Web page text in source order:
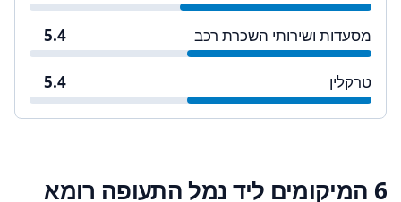
מסעדות ושירותי השכרת רכב 5.4
טרקלין 5.4
6 המיקומים ליד נמל התעופה רומא